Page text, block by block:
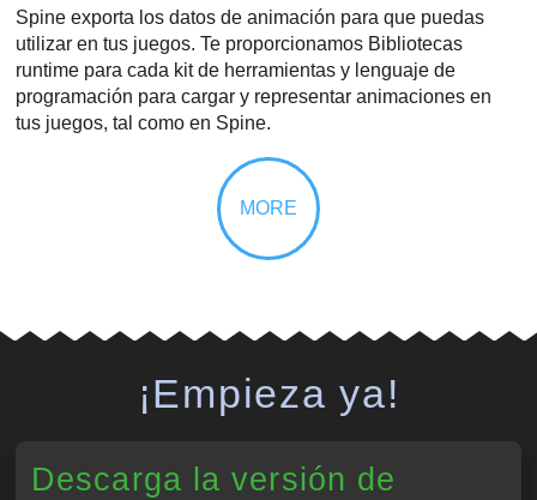
Spine exporta los datos de animación para que puedas
utilizar en tus juegos. Te proporcionamos Bibliotecas
runtime para cada kit de herramientas y lenguaje de
programación para cargar y representar animaciones en
tus juegos, tal como en Spine.
¡Empieza ya!
Descarga la versión de